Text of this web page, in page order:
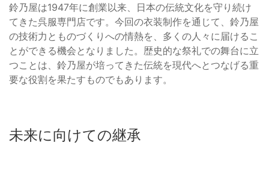
鈴乃屋は1947年に創業以来、日本の伝統文化を守り続け
てきた呉服専門店です。今回の衣装制作を通じて、鈴乃屋
の技術力とものづくりへの情熱を、多くの人々に届けるこ
とができる機会となりました。歴史的な祭礼での舞台に立
つことは、鈴乃屋が培ってきた伝統を現代へとつなげる重
要な役割を果たすものでもあります。
未来に向けての継承